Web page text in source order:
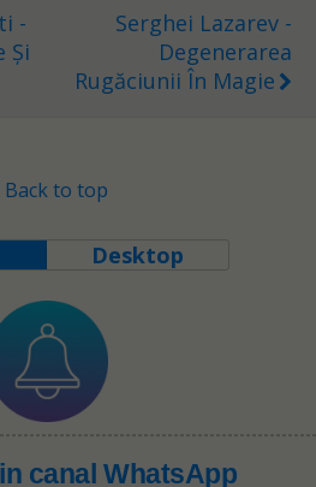
-
Și
Serghei Lazarev -
Degenerarea
Rugăciunii În Magie
Back to top
Desktop
canal WhatsApp